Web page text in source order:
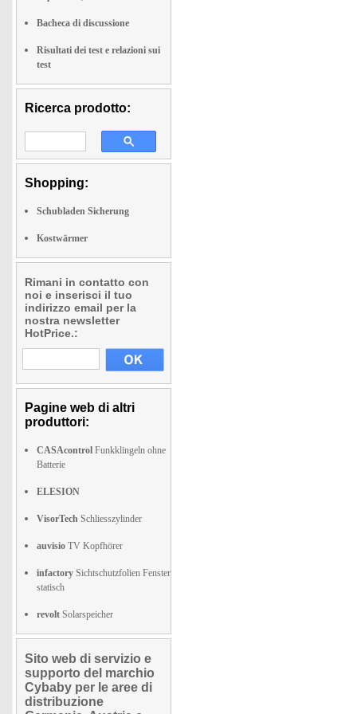
Bacheca di discussione
Risultati dei test e relazioni sui
test
Ricerca prodotto:
Shopping:
Schubladen Sicherung
Kostwärmer
Rimani in contatto con
noi e inserisci il tuo
indirizzo email per la
nostra newsletter
HotPrice.:
Pagine web di altri
produttori:
CASAcontrol Funkklingeln ohne
Batterie
ELESION
VisorTech Schliesszylinder
auvisio TV Kopfhörer
infactory Sichtschutzfolien Fenster
statisch
revolt Solarspeicher
Sito web di servizio e
supporto del marchio
Cybaby per le aree di
distribuzione